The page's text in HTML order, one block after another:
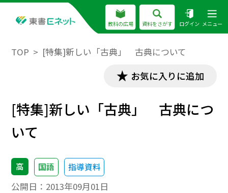
教科の広場 資料をさがす ログイン メニュー
TOP [特集]新しい「古典」 古典について
お気に入りに追加
[特集]新しい「古典」 古典につ
いて
高 国語 指導資料
公開日： 2013年09月01日